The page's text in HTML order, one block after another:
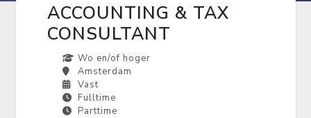
ACCOUNTING & TAX
CONSULTANT
Wo en/of hoger
Amsterdam
Vast
Fulltime
Parttime